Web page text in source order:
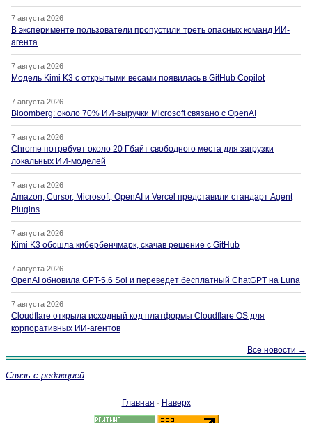
7 августа 2026
В эксперименте пользователи пропустили треть опасных команд ИИ-
агента
7 августа 2026
Модель Kimi K3 с открытыми весами появилась в GitHub Copilot
7 августа 2026
Bloomberg: около 70% ИИ-выручки Microsoft связано с OpenAI
7 августа 2026
Chrome потребует около 20 Гбайт свободного места для загрузки
локальных ИИ-моделей
7 августа 2026
Amazon, Cursor, Microsoft, OpenAI и Vercel представили стандарт Agent
Plugins
7 августа 2026
Kimi K3 обошла кибербенчмарк, скачав решение с GitHub
7 августа 2026
OpenAI обновила GPT-5.6 Sol и переведет бесплатный ChatGPT на Luna
7 августа 2026
Cloudflare открыла исходный код платформы Cloudflare OS для
корпоративных ИИ-агентов
Все новости →
Связь с редакцией
Главная · Наверх